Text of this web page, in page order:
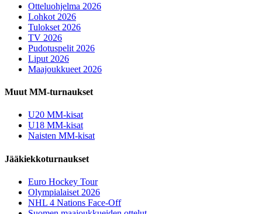
Otteluohjelma 2026
Lohkot 2026
Tulokset 2026
TV 2026
Pudotuspelit 2026
Liput 2026
Maajoukkueet 2026
Muut MM-turnaukset
U20 MM-kisat
U18 MM-kisat
Naisten MM-kisat
Jääkiekkoturnaukset
Euro Hockey Tour
Olympialaiset 2026
NHL 4 Nations Face-Off